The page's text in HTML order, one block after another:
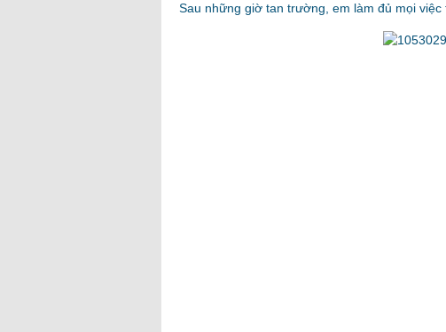
Sau những giờ tan trường, em làm đủ mọi